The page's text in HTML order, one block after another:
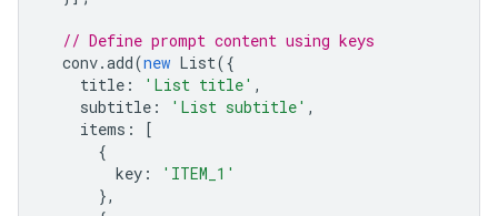
// Define prompt content using keys
conv.add(new List({
title : 'List title' ,
subtitle : 'List subtitle' ,
items :
[
{
key :
'ITEM_1'
},